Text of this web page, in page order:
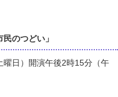
のつどい」
曜日）開演午後2時15分（午